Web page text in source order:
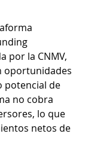
por la CNMV,
oportunidades
potencial de
no cobra
lo que
netos de